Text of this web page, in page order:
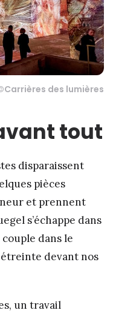
des lumières
tout
disparaissent
pièces
et prennent
s’échappe dans
dans le
devant nos
un travail